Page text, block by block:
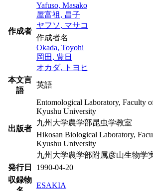
作成者
Yafuso, Masako
屋富祖, 昌子
ヤフソ, マサコ
作成者名
Okada, Toyohi
岡田, 豊日
オカダ, トヨヒ
本文言
語
英語
出版者
Entomological Laboratory, Faculty
Kyushu University
九州大学農学部昆虫学教室
Hikosan Biological Laboratory,
Kyushu University
九州大学農学部附属彦山生物学
発行日
1990-04-20
収録物
ESAKIA